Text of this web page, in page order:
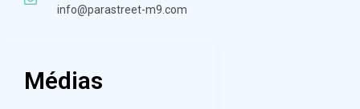
info@parastreet-m9.com
Médias